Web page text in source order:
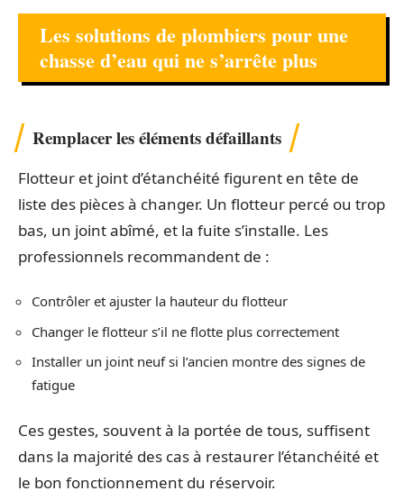
Les solutions de plombiers pour une
chasse d’eau qui ne s’arrête plus
Remplacer les éléments défaillants
Flotteur et joint d’étanchéité figurent en tête de
liste des pièces à changer. Un flotteur percé ou trop
bas, un joint abîmé, et la fuite s’installe. Les
professionnels recommandent de :
Contrôler et ajuster la hauteur du flotteur
Changer le flotteur s’il ne flotte plus correctement
Installer un joint neuf si l’ancien montre des signes de
fatigue
Ces gestes, souvent à la portée de tous, suffisent
dans la majorité des cas à restaurer l’étanchéité et
le bon fonctionnement du réservoir.